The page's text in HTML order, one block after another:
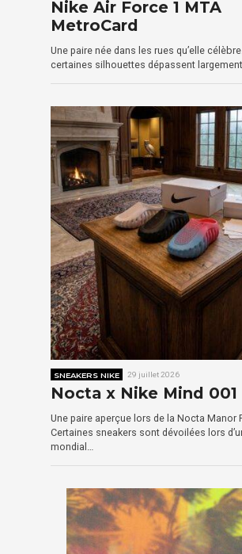
Nike Air Force 1 MTA
MetroCard
Une paire née dans les rues qu’elle
certaines silhouettes dépassent largement
SNEAKERS NIKE 29 juillet 2026
Nocta x Nike Mind 001
Une paire aperçue lors de la Nocta Manor
Certaines sneakers sont dévoilées lors
mondial…